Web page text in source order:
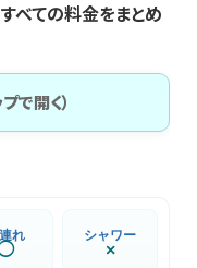
べての料金をまとめ
で開く）
れ シャワー
×